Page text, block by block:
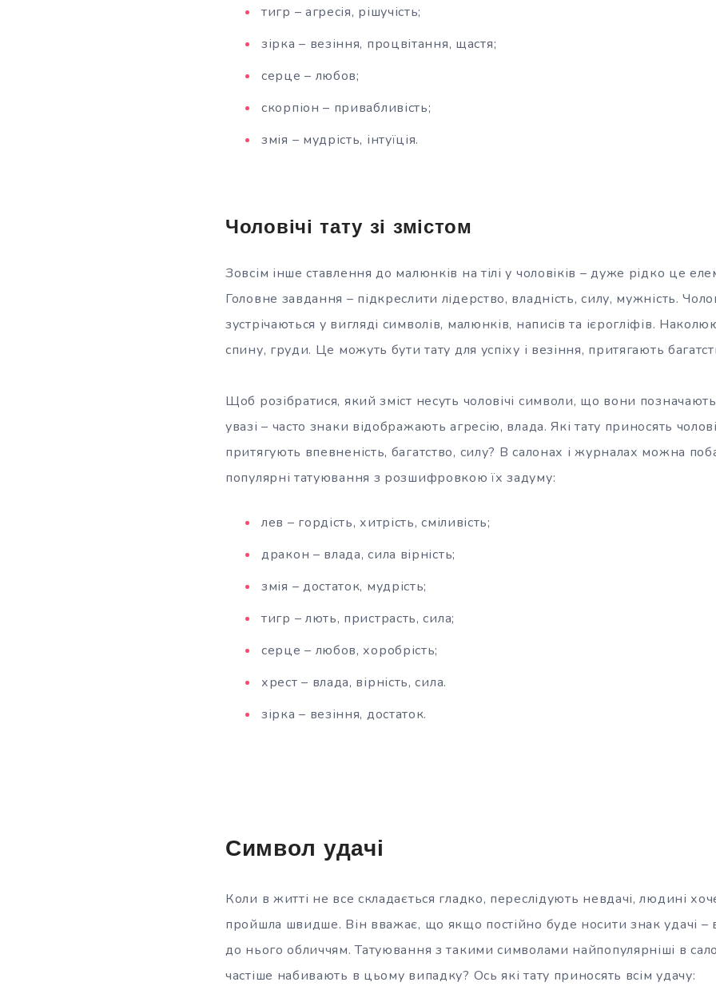
тигр – агресія, рішучість;
зірка – везіння, процвітання, щастя;
серце – любов;
скорпіон – привабливість;
змія – мудрість, інтуїція.
Чоловічі тату зі змістом
Зовсім інше ставлення до малюнків на тілі у чоловіків – дуже рідко це
Головне завдання – підкреслити лідерство, владність, силу, мужність.
зустрічаються у вигляді символів, малюнків, написів та ієрогліфів.
спину, груди. Це можуть бути тату для успіху і везіння, притягають
Щоб розібратися, який зміст несуть чоловічі символи, що вони
увазі – часто знаки відображають агресію, влада. Які тату приносять
притягують впевненість, багатство, силу? В салонах і журналах можна
популярні татуювання з розшифровкою їх задуму:
лев – гордість, хитрість, сміливість;
дракон – влада, сила вірність;
змія – достаток, мудрість;
тигр – лють, пристрасть, сила;
серце – любов, хоробрість;
хрест – влада, вірність, сила.
зірка – везіння, достаток.
Символ удачі
Коли в житті не все складається гладко, переслідують невдачі, людині
пройшла швидше. Він вважає, що якщо постійно буде носити знак удачі –
до нього обличчям. Татуювання з такими символами найпопулярніші в
частіше набивають в цьому випадку? Ось які тату приносять всім удачу: